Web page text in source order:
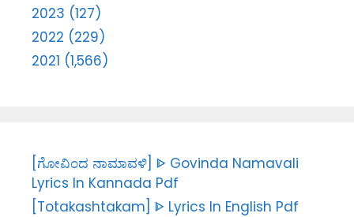
2023 (127)
2022 (229)
2021 (1,566)
[ಗೋವಿಂದ ನಾಮಾವಳಿ] ᐈ Govinda Namavali
Lyrics In Kannada Pdf
[Totakashtakam] ᐈ Lyrics In English Pdf